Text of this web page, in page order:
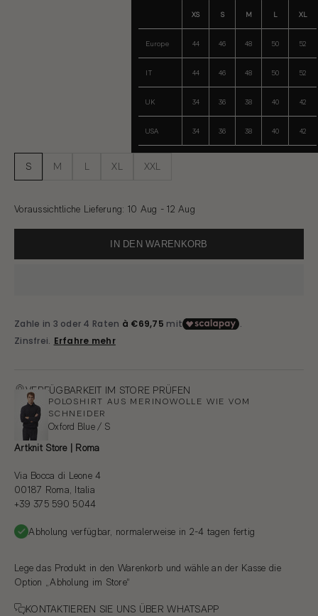
XS S M L XL
Europe 44 46 48 50 52
IT 44 46 48 50 52
UK 34 36 38 40 42
USA 34 36 38 40 42
S M L XL XXL
Voraussichtliche Lieferung: 10 Aug - 12 Aug
IN DEN WARENKORB
VERFÜGBARKEIT IM STORE PRÜFEN
POLOSHIRT AUS MERINOWOLLE WIE VOM
SCHNEIDER
Oxford Blue / S
Artknit Store | Roma
Via Bocca di Leone 4
00187 Roma, Italia
+39 375 590 5044
Abholung verfügbar, normalerweise in 2-4 tagen fertig
Lege das Produkt in den Warenkorb und wähle an der Kasse die
Option „Abholung im Store“
KONTAKTIEREN SIE UNS ÜBER WHATSAPP